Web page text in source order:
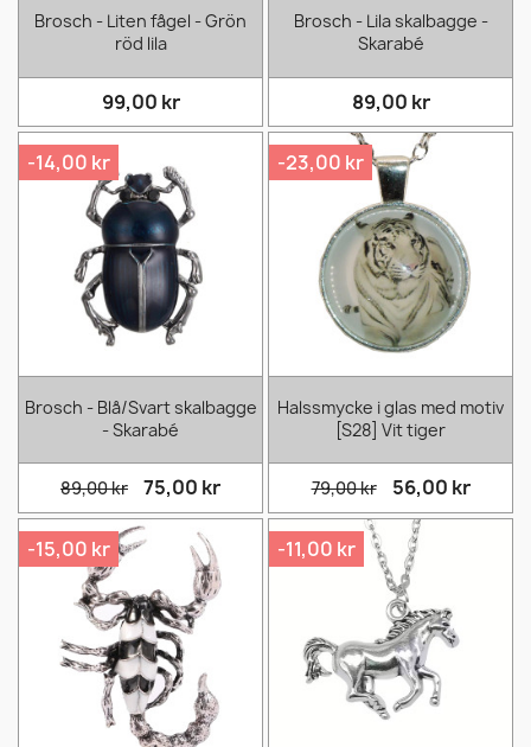
Brosch - Liten fågel - Grön
röd lila
99,00 kr
Brosch - Lila skalbagge -
Skarabé
89,00 kr
Brosch - Blå/Svart skalbagge
- Skarabé
89,00 kr 75,00 kr
-14,00 kr
Halssmycke i glas med motiv
[S28] Vit tiger
79,00 kr 56,00 kr
-23,00 kr
-15,00 kr -11,00 kr